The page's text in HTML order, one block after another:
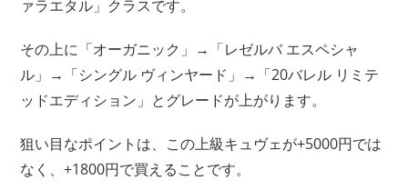
ァラエタル」クラスです。
その上に「オーガニック」→「レゼルバ エスペシャ
ル」→「シングル ヴィンヤード」→「20バレル リミテ
ッドエディション」とグレードが上がります。
狙い目なポイントは、この上級キュヴェが+5000円では
なく、+1800円で買えることです。